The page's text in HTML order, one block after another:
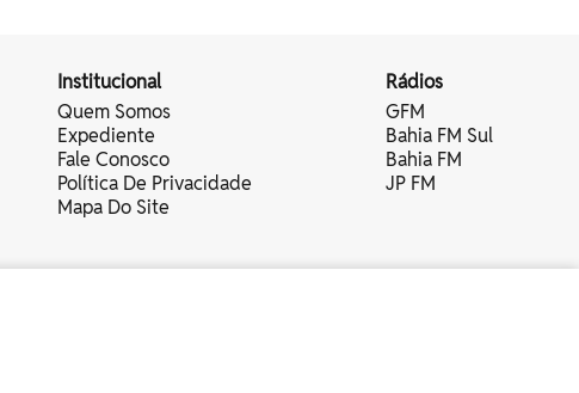
Institucional
Quem Somos
Expediente
Fale Conosco
Política De Privacidade
Mapa Do Site
Rádios
GFM
Bahia FM Sul
Bahia FM
JP FM